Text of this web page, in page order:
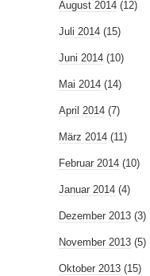
August 2014 (12)
Juli 2014 (15)
Juni 2014 (10)
Mai 2014 (14)
April 2014 (7)
März 2014 (11)
Februar 2014 (10)
Januar 2014 (4)
Dezember 2013 (3)
November 2013 (5)
Oktober 2013 (15)